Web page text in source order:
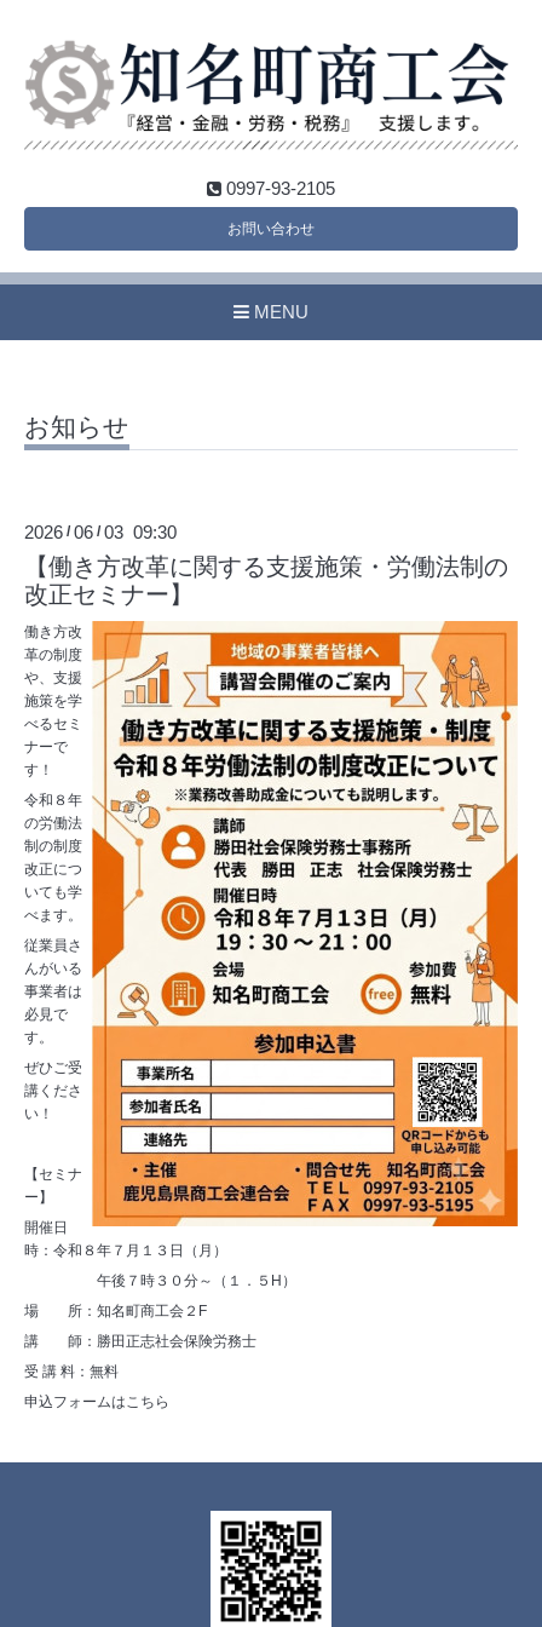
0997-93-2105
お問い合わせ
MENU
お知らせ
2026 /06 /03 09:30
【働き方改革に関する支援施策・労働法制の
改正セミナー】
働き方改
革の制度
や、支援
施策を学
べるセミ
ナーで
す！
令和８年
の労働法
制の制度
改正につ
いても学
べます。
従業員さ
んがいる
事業者は
必見で
す。
ぜひご受
講くださ
い！
【セミナ
ー】
開催日
時：令和８年７月１３日（月）
午後７時３０分～（１．５H）
場 所：知名町商工会２F
講 師：勝田正志社会保険労務士
受 講 料：無料
申込フォームはこちら